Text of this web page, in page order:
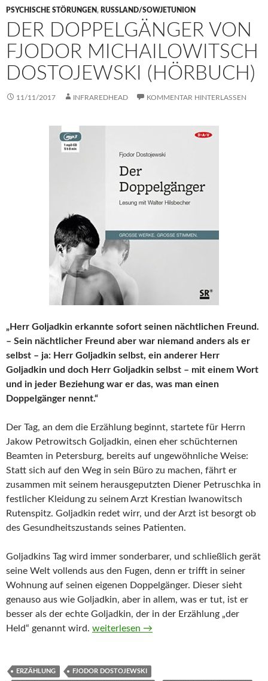
PSYCHISCHE STÖRUNGEN, RUSSLAND/SOWJETUNION
DER DOPPELGÄNGER VON
FJODOR MICHAILOWITSCH
DOSTOJEWSKI (HÖRBUCH)
11/11/2017 INFRAREDHEAD KOMMENTAR HINTERLASSEN
„Herr Goljadkin erkannte sofort seinen nächtlichen Freund.
– Sein nächtlicher Freund aber war niemand anders als er
selbst – ja: Herr Goljadkin selbst, ein anderer Herr
Goljadkin und doch Herr Goljadkin selbst – mit einem Wort
und in jeder Beziehung war er das, was man einen
Doppelgänger nennt.“
Der Tag, an dem die Erzählung beginnt, startete für Herrn
Jakow Petrowitsch Goljadkin, einen eher schüchternen
Beamten in Petersburg, bereits auf ungewöhnliche Weise:
Statt sich auf den Weg in sein Büro zu machen, fährt er
zusammen mit seinem herausgeputzten Diener Petruschka in
festlicher Kleidung zu seinem Arzt Krestian Iwanowitsch
Rutenspitz. Goljadkin redet wirr, und der Arzt ist besorgt ob
des Gesundheitszustands seines Patienten.
Goljadkins Tag wird immer sonderbarer, und schließlich gerät
seine Welt vollends aus den Fugen, denn er trifft in seiner
Wohnung auf seinen eigenen Doppelgänger. Dieser sieht
genauso aus wie Goljadkin, aber in allem, was er tut, ist er
besser als der echte Goljadkin, der in der Erzählung „der
Held“ genannt wird. Der Doppelgänger von Fjodor
weiterlesen →
ERZÄHLUNG FJODOR DOSTOJEWSKI